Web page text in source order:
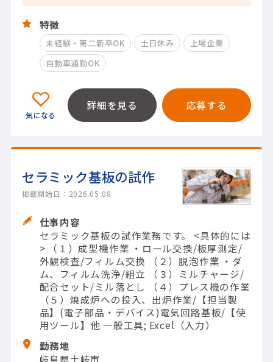
特徴
未経験・第二新卒OK 土日休み
上場企業
自動車通勤OK
詳細を見る 応募する
セラミック基板の試作
掲載開始日：2026.05.08
仕事内容
セラミック基板の試作業務です。 <具体的には
> （１）成型機作業 ・ロール交換/板厚測定/
外観検査/フィルム交換 （２）脱泡作業 ・ダ
ム、フィルム洗浄/組立 （３）ミルチャージ/
配合セット/ミル落とし （４）プレス機の作業
（５）焼成炉への投入、出炉作業/【担当製
品】(電子部品・デバイス)電気回路基板/【使
用ツール】他 一般工具; Excel（入力）
勤務地
岐阜県土岐市